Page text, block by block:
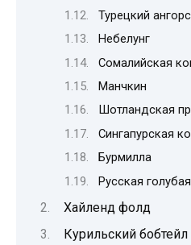
Турецкий
Небелунг
Сомалийская
Манчкин
Шотландская
Сингапурская
Бурмилла
Русская
Хайленд фолд
Курильский бобтейл